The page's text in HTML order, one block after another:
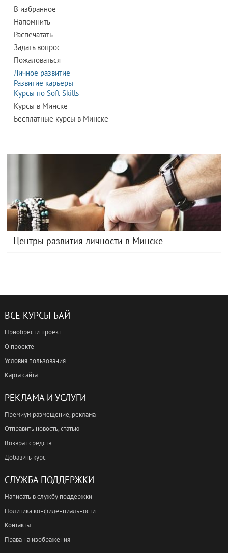
В избранное
Напомнить
Распечатать
Задать вопрос
Пожаловаться
Личное развитие
Развитие карьеры
Курсы по Soft Skills
Курсы в Минске
Бесплатные курсы в Минске
Центры развития личности в Минске
ВСЕ КУРСЫ БАЙ
Приобрести проект
О проекте
Условия пользования
Карта сайта
РЕКЛАМА И УСЛУГИ
Премиум размещение, реклама
Отправить новость, статью
Возврат средств
Добавить курс
СЛУЖБА ПОДДЕРЖКИ
Написать в службу поддержки
Политика конфиденциальности
Контакты
Права на изображения